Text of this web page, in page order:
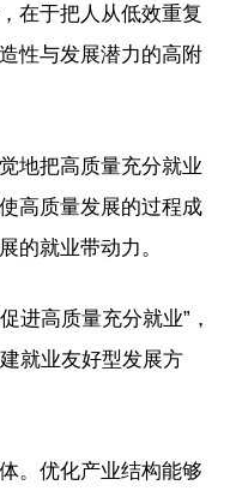
在于把人从低效重复
性与发展潜力的高附
地把高质量充分就业
高质量发展的过程成
的就业带动力。
进高质量充分就业”，
就业友好型发展方
。优化产业结构能够